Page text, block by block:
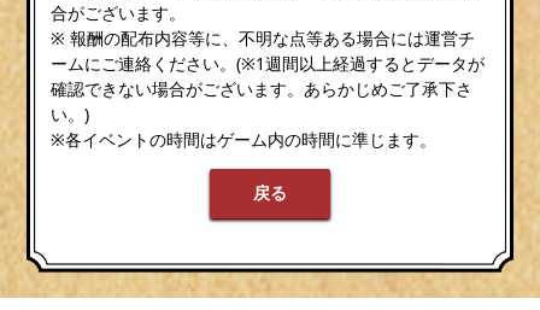
合がございます。
※ 報酬の配布内容等に、不明な点等ある場合には運営チ
ームにご連絡ください。(※1週間以上経過するとデータが
確認できない場合がございます。あらかじめご了承下さ
い。)
※各イベントの時間はゲーム内の時間に準じます。
戻る